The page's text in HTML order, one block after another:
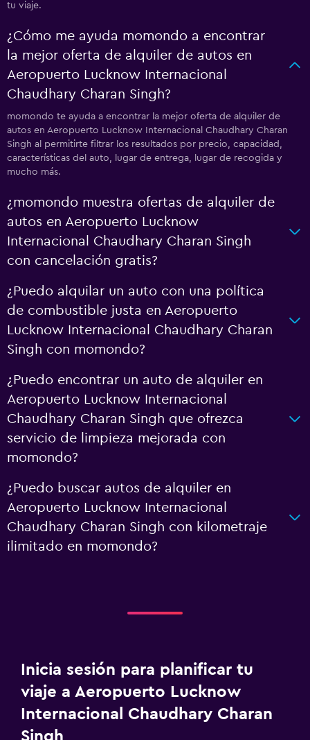
tu viaje.
¿Cómo me ayuda momondo a encontrar
la mejor oferta de alquiler de autos en
Aeropuerto Lucknow Internacional
Chaudhary Charan Singh?
momondo te ayuda a encontrar la mejor oferta de alquiler de
autos en Aeropuerto Lucknow Internacional Chaudhary Charan
Singh al permitirte filtrar los resultados por precio, capacidad,
características del auto, lugar de entrega, lugar de recogida y
mucho más.
¿momondo muestra ofertas de alquiler de
autos en Aeropuerto Lucknow
Internacional Chaudhary Charan Singh
con cancelación gratis?
¿Puedo alquilar un auto con una política
de combustible justa en Aeropuerto
Lucknow Internacional Chaudhary Charan
Singh con momondo?
¿Puedo encontrar un auto de alquiler en
Aeropuerto Lucknow Internacional
Chaudhary Charan Singh que ofrezca
servicio de limpieza mejorada con
momondo?
¿Puedo buscar autos de alquiler en
Aeropuerto Lucknow Internacional
Chaudhary Charan Singh con kilometraje
ilimitado en momondo?
Inicia sesión para planificar tu
viaje a Aeropuerto Lucknow
Internacional Chaudhary Charan
Singh